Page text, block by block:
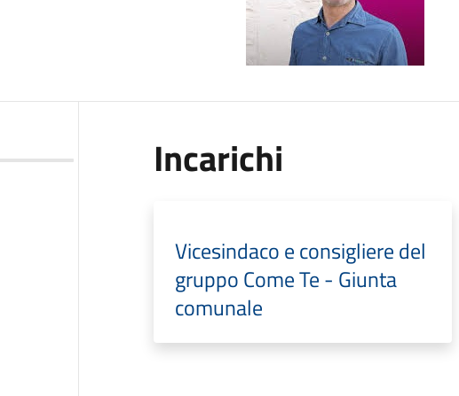
Incarichi
Vicesindaco e consigliere del
gruppo Come Te - Giunta
comunale